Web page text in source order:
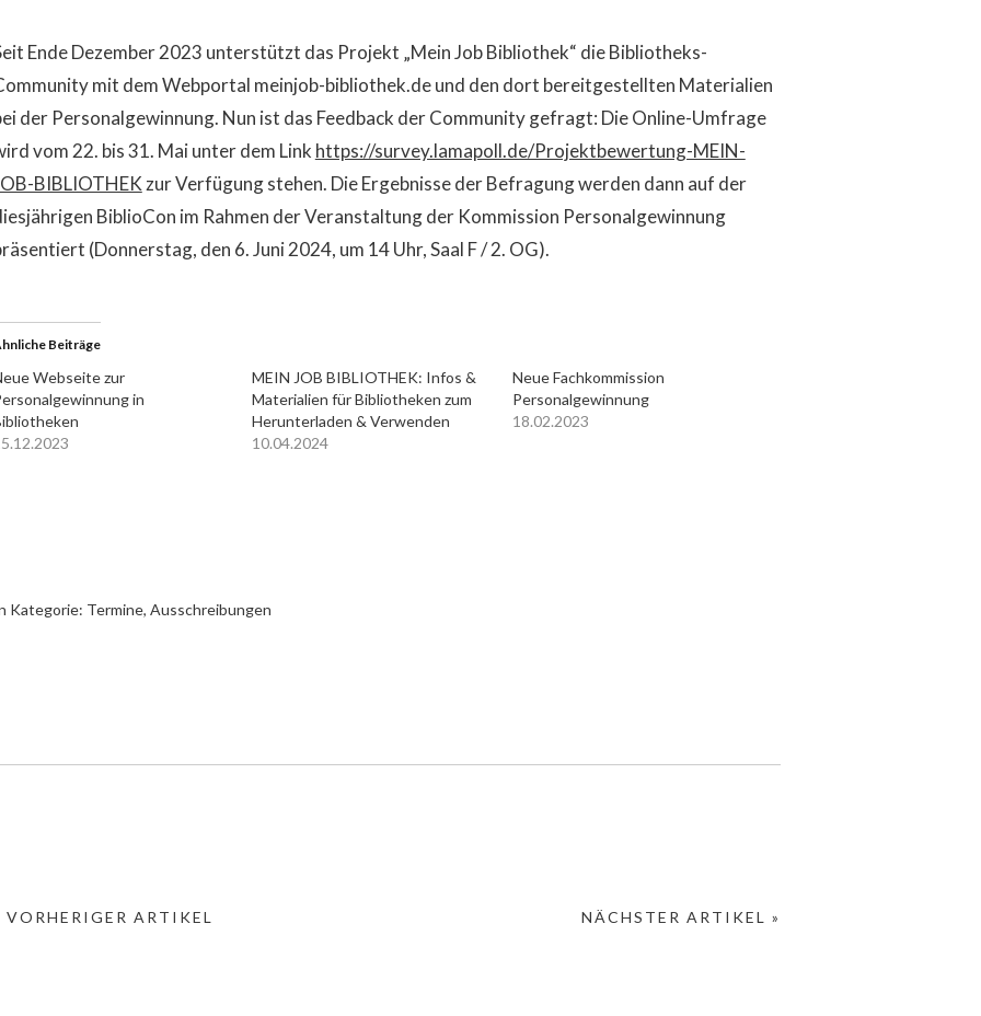
Ende Dezember 2023 unterstützt das Projekt „Mein Job Bibliothek“ die Bibliotheks-
mit dem Webportal meinjob-bibliothek.de und den dort bereitgestellten Materialien
der Personalgewinnung. Nun ist das Feedback der Community gefragt: Die Online-Umfrage
vom 22. bis 31. Mai unter dem Link https://survey.lamapoll.de/Projektbewertung-MEIN-
BIBLIOTHEK zur Verfügung stehen. Die Ergebnisse der Befragung werden dann auf der
BiblioCon im Rahmen der Veranstaltung der Kommission Personalgewinnung
(Donnerstag, den 6. Juni 2024, um 14 Uhr, Saal F / 2. OG).
Beiträge
Webseite zur
in
MEIN JOB BIBLIOTHEK: Infos &
Materialien für Bibliotheken zum
Herunterladen & Verwenden
10.04.2024
Neue Fachkommission
Personalgewinnung
18.02.2023
Kategorie: Termine, Ausschreibungen
NÄCHSTER ARTIKEL »
VORHERIGER ARTIKEL